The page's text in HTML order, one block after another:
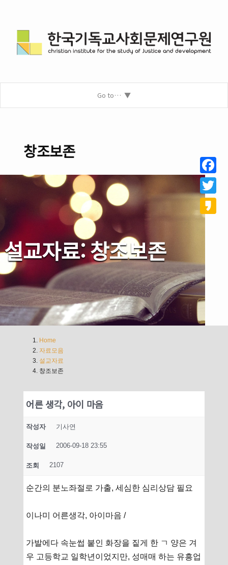
Go to…
창조보존
설교자료: 창조보존
Home
자료모음
설교자료
창조보존
어른 생각, 아이 마음
작성자 기사연
작성일 2006-09-18 23:55
조회 2107
순간의 분노좌절로 가출, 세심한 심리상담 필요
이나미 어른생각, 아이마음 /
가발에다 속눈썹 붙인 화장을 짙게 한 ㄱ 양은 겨
우 고등학교 일학년이었지만, 성매매 하는 유흥업
Twitter